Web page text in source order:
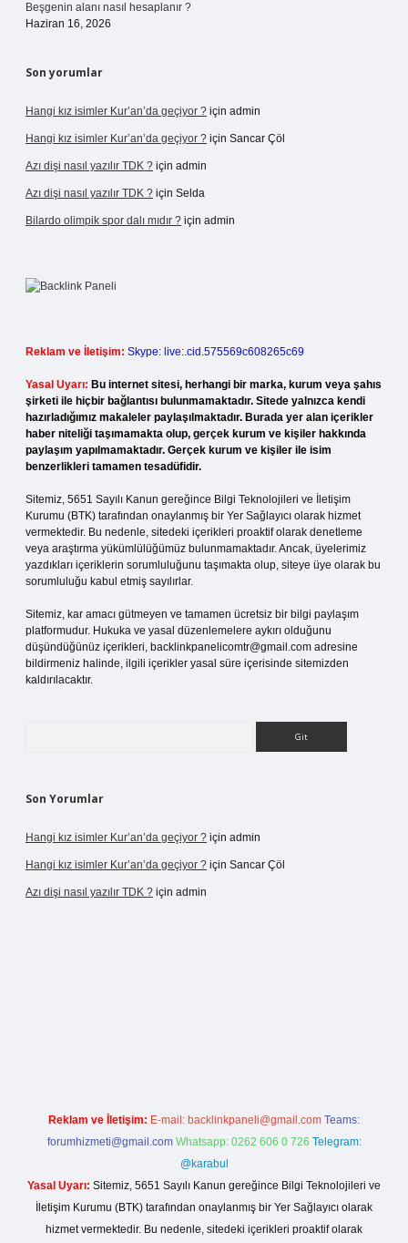
Beşgenin alanı nasıl hesaplanır ?
Haziran 16, 2026
Son yorumlar
Hangi kız isimler Kur’an’da geçiyor ? için admin
Hangi kız isimler Kur’an’da geçiyor ? için Sancar Çöl
Azı dişi nasıl yazılır TDK ? için admin
Azı dişi nasıl yazılır TDK ? için Selda
Bilardo olimpik spor dalı mıdır ? için admin
Reklam ve İletişim: Skype: live:.cid.575569c608265c69
Yasal Uyarı: Bu internet sitesi, herhangi bir marka, kurum veya şahıs
şirketi ile hiçbir bağlantısı bulunmamaktadır. Sitede yalnızca kendi
hazırladığımız makaleler paylaşılmaktadır. Burada yer alan içerikler
haber niteliği taşımamakta olup, gerçek kurum ve kişiler hakkında
paylaşım yapılmamaktadır. Gerçek kurum ve kişiler ile isim
benzerlikleri tamamen tesadüfidir.
Sitemiz, 5651 Sayılı Kanun gereğince Bilgi Teknolojileri ve İletişim
Kurumu (BTK) tarafından onaylanmış bir Yer Sağlayıcı olarak hizmet
vermektedir. Bu nedenle, sitedeki içerikleri proaktif olarak denetleme
veya araştırma yükümlülüğümüz bulunmamaktadır. Ancak, üyelerimiz
yazdıkları içeriklerin sorumluluğunu taşımakta olup, siteye üye olarak bu
sorumluluğu kabul etmiş sayılırlar.
Sitemiz, kar amacı gütmeyen ve tamamen ücretsiz bir bilgi paylaşım
platformudur. Hukuka ve yasal düzenlemelere aykırı olduğunu
düşündüğünüz içerikleri, backlinkpanelicomtr@gmail.com adresine
bildirmeniz halinde, ilgili içerikler yasal süre içerisinde sitemizden
kaldırılacaktır.
Son Yorumlar
Hangi kız isimler Kur’an’da geçiyor ? için admin
Hangi kız isimler Kur’an’da geçiyor ? için Sancar Çöl
Azı dişi nasıl yazılır TDK ? için admin
Reklam ve İletişim: E-mail: backlinkpaneli@gmail.com Teams:
forumhizmeti@gmail.com Whatsapp: 0262 606 0 726 Telegram:
@karabul
Yasal Uyarı: Sitemiz, 5651 Sayılı Kanun gereğince Bilgi Teknolojileri ve
İletişim Kurumu (BTK) tarafından onaylanmış bir Yer Sağlayıcı olarak
hizmet vermektedir. Bu nedenle, sitedeki içerikleri proaktif olarak